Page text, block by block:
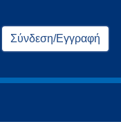
Σύνδεση/Εγγραφή